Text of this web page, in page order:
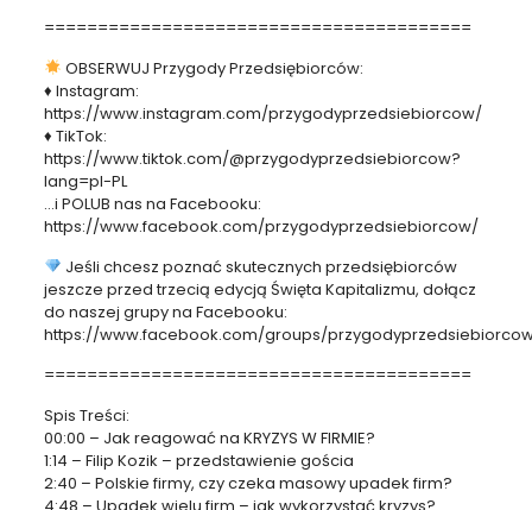
========================================
OBSERWUJ Przygody Przedsiębiorców:
♦ Instagram:
https://www.instagram.com/przygodyprzedsiebiorcow/
♦ TikTok:
https://www.tiktok.com/@przygodyprzedsiebiorcow?
lang=pl-PL
…i POLUB nas na Facebooku:
https://www.facebook.com/przygodyprzedsiebiorcow/
Jeśli chcesz poznać skutecznych przedsiębiorców
jeszcze przed trzecią edycją Święta Kapitalizmu, dołącz
do naszej grupy na Facebooku:
https://www.facebook.com/groups/
========================================
Spis Treści:
00:00 – Jak reagować na KRYZYS W FIRMIE?
1:14 – Filip Kozik – przedstawienie gościa
2:40 – Polskie firmy, czy czeka masowy upadek firm?